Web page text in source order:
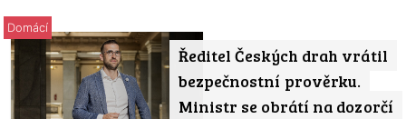
Ředitel Českých drah vrátil
bezpečnostní prověrku.
Ministr se obrátí na dozorčí
Domácí